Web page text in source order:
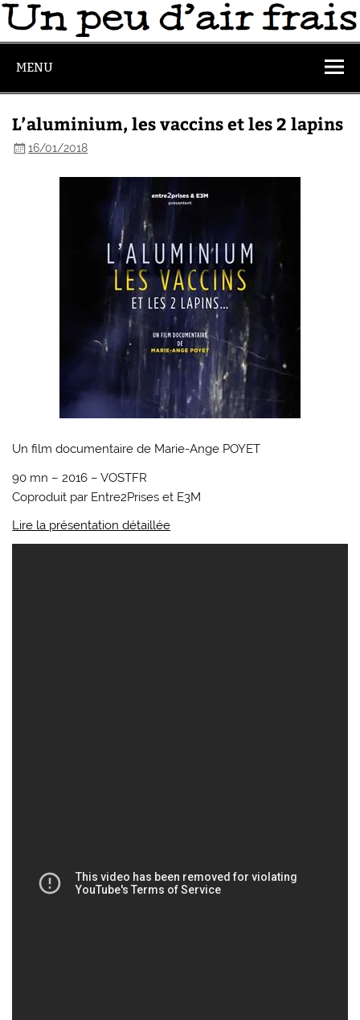
MENU
L’aluminium, les vaccins et les 2 lapins
16/01/2018
Un film documentaire de Marie-Ange POYET
90 mn – 2016 – VOSTFR
Coproduit par Entre2Prises et E3M
Lire la présentation détaillée